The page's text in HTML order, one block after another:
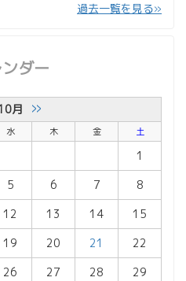
過去一覧を見る
ダー
月 »
水 木 金 土
1
5 6 7
8
12 13 14
15
19 20 21
22
26 27 28
29